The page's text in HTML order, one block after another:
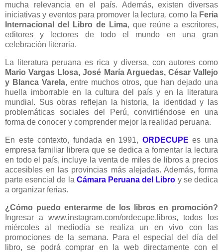
mucha relevancia en el país. Además, existen diversas
iniciativas y eventos para promover la lectura, como la Feria
Internacional del Libro de Lima, que reúne a escritores,
editores y lectores de todo el mundo en una gran
celebración literaria.
La literatura peruana es rica y diversa, con autores como
Mario Vargas Llosa, José María Arguedas, César Vallejo
y Blanca Varela, entre muchos otros, que han dejado una
huella imborrable en la cultura del país y en la literatura
mundial. Sus obras reflejan la historia, la identidad y las
problemáticas sociales del Perú, convirtiéndose en una
forma de conocer y comprender mejor la realidad peruana.
En este contexto, fundada en 1991, ORDECUPE es una
empresa familiar librera que se dedica a fomentar la lectura
en todo el país, incluye la venta de miles de libros a precios
accesibles en las provincias más alejadas. Además, forma
parte esencial de la Cámara Peruana del Libro y se dedica
a organizar ferias.
¿Cómo puedo enterarme de los libros en promoción?
Ingresar a www.instagram.com/ordecupe.libros, todos los
miércoles al mediodía se realiza un en vivo con las
promociones de la semana. Para el especial del día del
libro, se podrá comprar en la web directamente con el